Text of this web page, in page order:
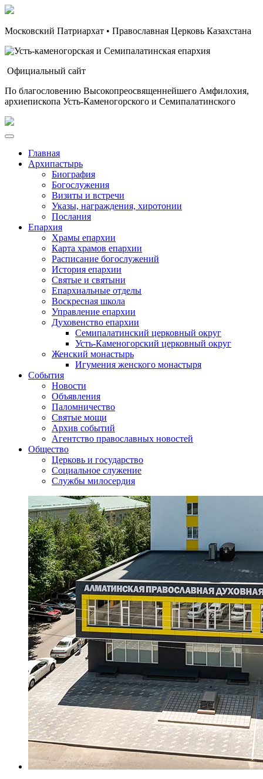
Московский Патриархат • Православная Церковь Казахстана
Официальный сайт
По благословению Высокопреосвященнейшего Амфилохия,
архиепископа Усть-Каменогорского и Семипалатинского
Главная
Архипастырь
Биография
Богослужения
Визиты и встречи
Указы, награждения, хиротонии
Послания
Епархия
Храмы епархии
Карта храмов епархии
Расписание богослужений
История епархии
Святые и святыни
Епархиальные отделы
Воскресная школа
Управление епархии
Духовенство епархии
Семипалатинский церковный округ
Усть-Каменогорский церковный округ
Женский монастырь
Игумения женского монастыря
События
Новости
Объявления
Паломничество
Святые мощи
Архив событий
Агентство православных новостей
Общество
Церковь и государство
Социальное служение
Службы милосердия